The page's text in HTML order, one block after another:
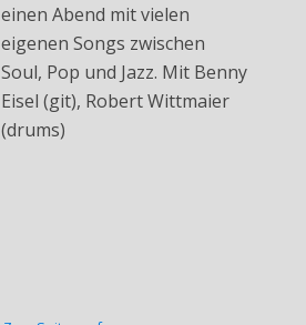
einen Abend mit vielen
eigenen Songs zwischen
Soul, Pop und Jazz. Mit Benny
Eisel (git), Robert Wittmaier
(drums)